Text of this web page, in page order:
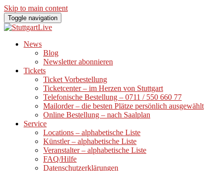
Skip to main content
Toggle navigation
News
Blog
Newsletter abonnieren
Tickets
Ticket Vorbestellung
Ticketcenter – im Herzen von Stuttgart
Telefonische Bestellung – 0711 / 550 660 77
Mailorder – die besten Plätze persönlich ausgewählt
Online Bestellung – nach Saalplan
Service
Locations – alphabetische Liste
Künstler – alphabetische Liste
Veranstalter – alphabetische Liste
FAQ/Hilfe
Datenschutzerklärungen